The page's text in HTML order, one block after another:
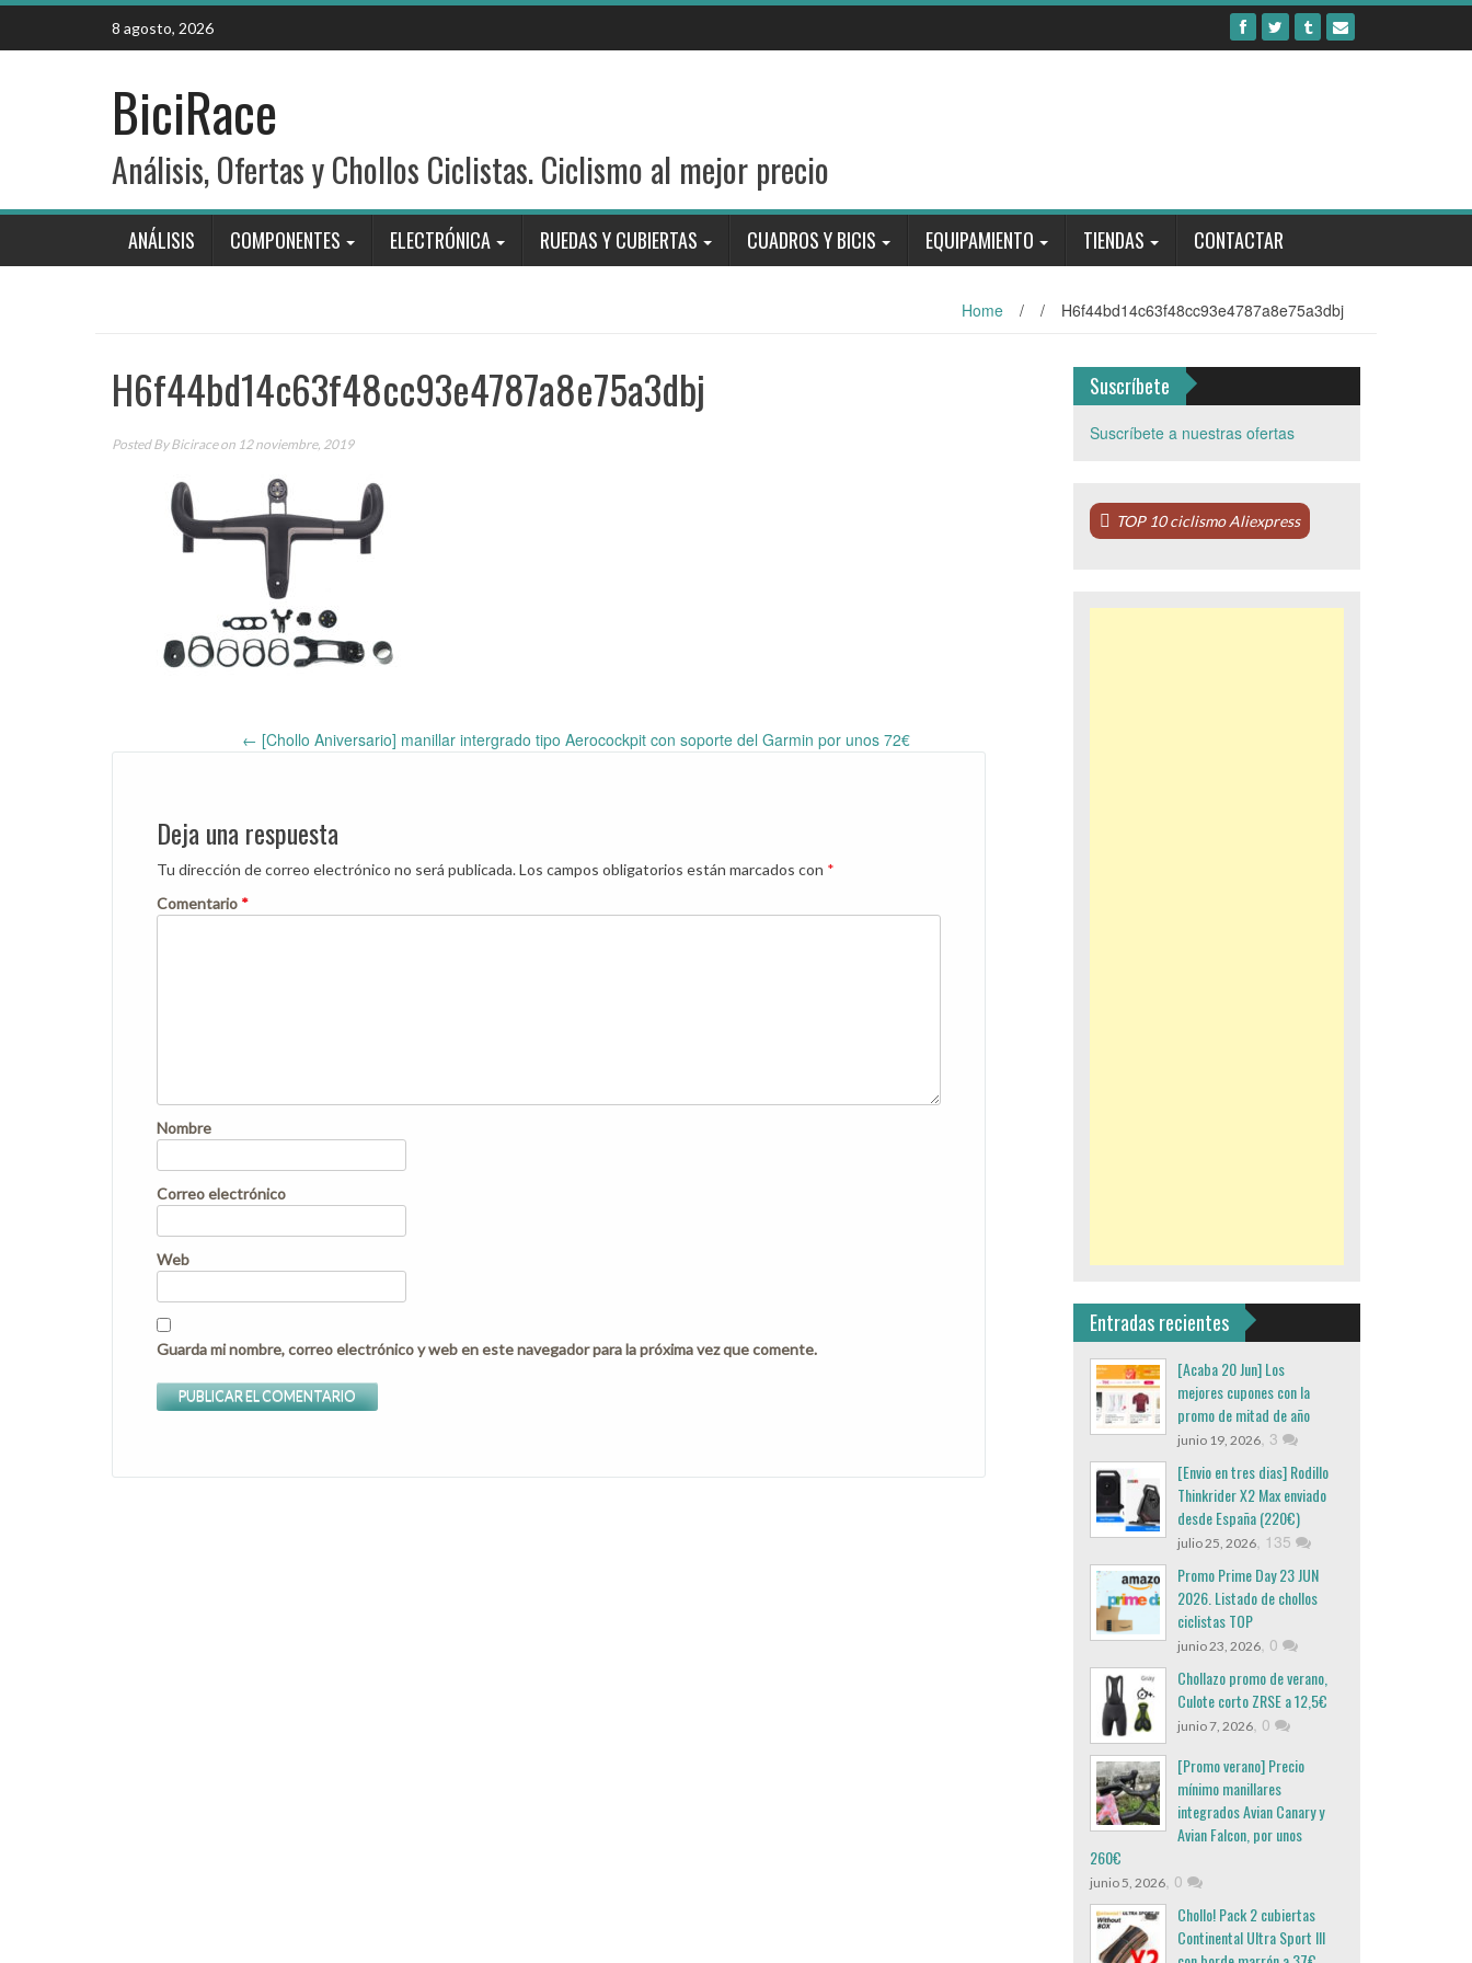
Skip
content
8 agosto, 2026
BiciRace
Análisis, Ofertas y Chollos Ciclistas. Ciclismo al mejor precio
ANÁLISIS COMPONENTES ELECTRÓNICA RUEDAS Y CUBIERTAS CUADROS Y BICIS EQUIPAMIENTO TIENDAS CONTACTAR
Home / / H6f44bd14c63f48cc93e4787a8e75a3dbj
H6f44bd14c63f48cc93e4787a8e75a3dbj
Posted ByBiciraceon 12 noviembre, 2019
Post
navigation
← [Chollo Aniversario] manillar intergrado tipo Aerocockpit con soporte del Garmin por unos 72€
Deja una respuesta
Tu dirección de correo electrónico no será publicada.Los campos obligatorios están marcados con *
Comentario *
Nombre
Correo electrónico
Web
Guarda mi nombre, correo electrónico y web en este navegador para la próxima vez que comente.
Suscríbete
Suscríbete a nuestras ofertas
TOP 10 ciclismo Aliexpress
Entradas recientes
[Acaba 20 Jun] Los
mejores cupones con la
promo de mitad de año
junio 19, 2026, 3
[Envio en tres dias] Rodillo
Thinkrider X2 Max enviado
desde España (220€)
julio 25, 2026, 135
Promo Prime Day 23 JUN
2026. Listado de chollos
ciclistas TOP
junio 23, 2026, 0
Chollazo promo de verano,
Culote corto ZRSE a 12,5€
junio 7, 2026, 0
[Promo verano] Precio
mínimo manillares
integrados Avian Canary y
Avian Falcon, por unos
260€
junio 5, 2026, 0
Chollo! Pack 2 cubiertas
Continental Ultra Sport III